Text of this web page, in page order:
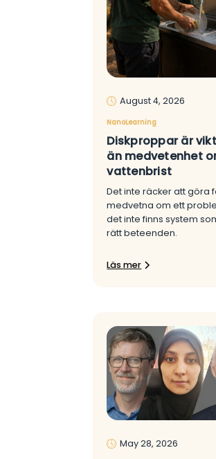
August 4, 2026
NanoLearning
Diskproppar är
än medvetenhet
vattenbrist
Det inte räcker att göra
medvetna om ett
det inte finns system
rätt beteenden.
Läs mer
May 28, 2026